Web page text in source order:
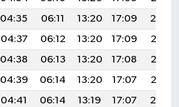
04:35 06:11 13:20 17:09
20:19
04:37 06:12 13:20 17:09
20:18
04:38 06:13 13:20 17:08
20:17
04:39 06:14 13:20 17:07
20:16
04:41 06:14 13:19 17:07
20:14